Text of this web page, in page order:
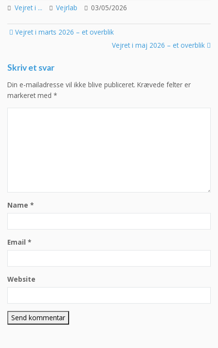
Vejret i ... Vejrlab 03/05/2026
Post
Vejret i marts 2026 – et overblik
Vejret i maj 2026 – et overblik
Skriv et svar
Din e-mailadresse vil ikke blive publiceret. Krævede felter er
markeret med *
Name *
Email *
Website